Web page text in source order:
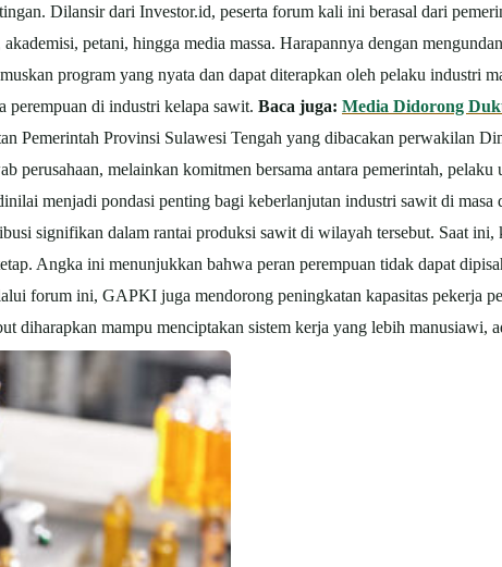
Dilansir dari Investor.id, peserta forum kali ini berasal dari
petani, hingga media massa. Harapannya dengan
program yang nyata dan dapat diterapkan oleh pelaku industri
perempuan di industri kelapa sawit. Baca juga: Media Didorong
Pemerintah Provinsi Sulawesi Tengah yang dibacakan perwakilan
perusahaan, melainkan komitmen bersama antara pemerintah, pelaku
menjadi pondasi penting bagi keberlanjutan industri sawit di masa
signifikan dalam rantai produksi sawit di wilayah tersebut. Saat ini,
Angka ini menunjukkan bahwa peran perempuan tidak dapat
forum ini, GAPKI juga mendorong peningkatan kapasitas pekerja
diharapkan mampu menciptakan sistem kerja yang lebih manusiawi,